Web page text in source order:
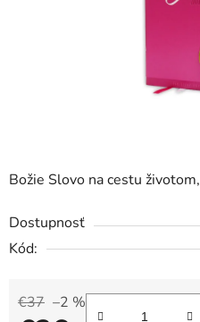
Božie Slovo na cestu
Dostupnosť
Kód:
€37 –2 %